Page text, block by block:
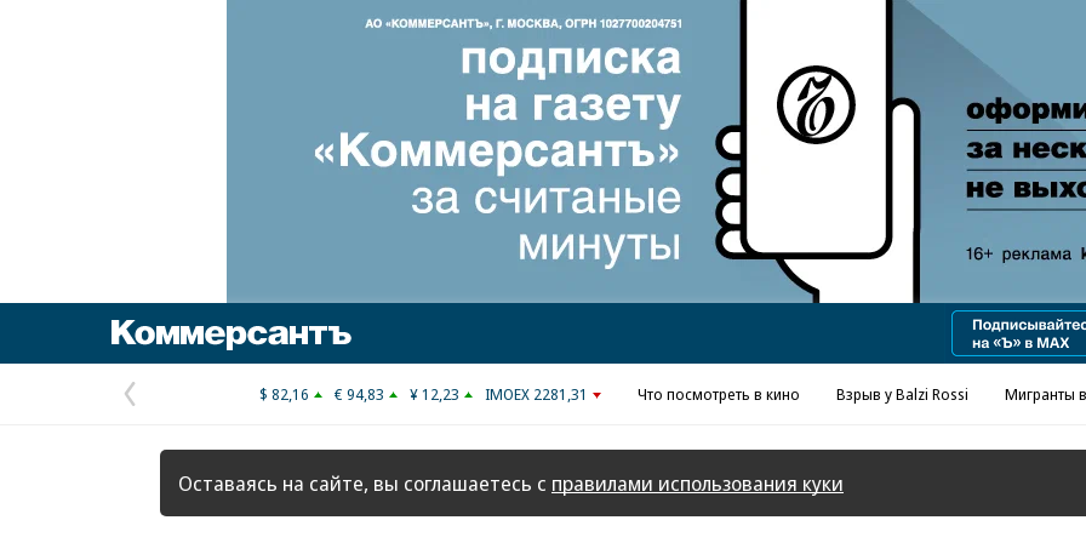
Предыдущая
страница
$ 82,16 € 94,83 ¥ 12,23 IMOEX 2281,31 Что посмотреть в кино Взрыв у Balzi Rossi Мигранты
Оставаясь на сайте, вы соглашаетесь с правилами использования куки